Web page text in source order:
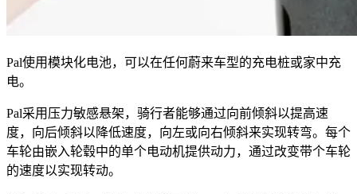
Pal使用模块化电池，可以在任何蔚来车型的充电桩或家中充
电。
Pal采用压力敏感悬架，骑行者能够通过向前倾斜以提高速
度，向后倾斜以降低速度，向左或向右倾斜来实现转弯。每个
车轮由嵌入轮毂中的单个电动机提供动力，通过改变带个车轮
的速度以实现转动。